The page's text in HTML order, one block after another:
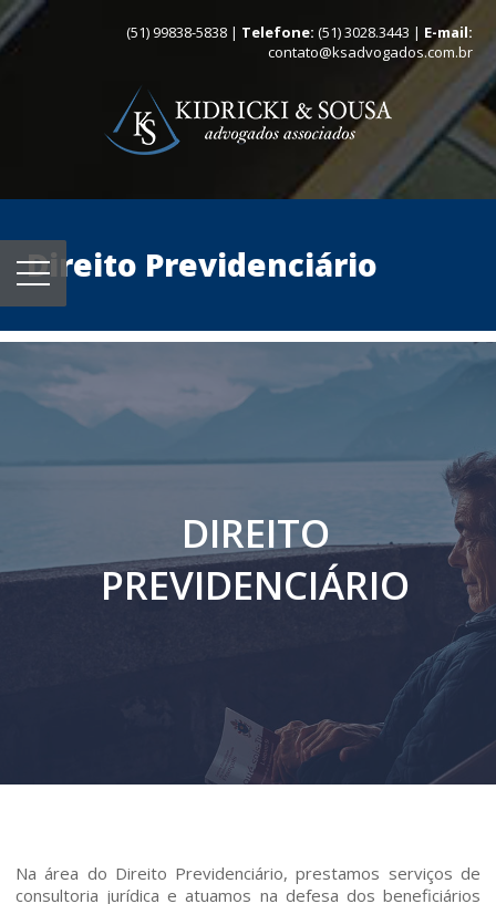
(51) 99838-5838 | Telefone: (51) 3028.3443 | E-mail:
contato@ksadvogados.com.br
Direito Previdenciário
DIREITO
PREVIDENCIÁRIO
Na área do Direito Previdenciário, prestamos serviços de
consultoria jurídica e atuamos na defesa dos beneficiários